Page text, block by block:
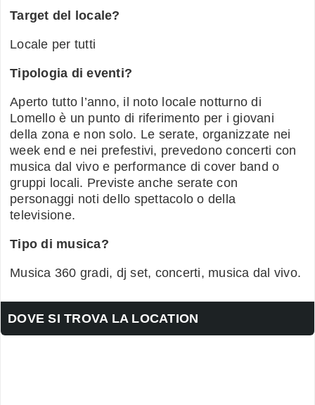
Target del locale?
Locale per tutti
Tipologia di eventi?
Aperto tutto l’anno, il noto locale notturno di
Lomello è un punto di riferimento per i giovani
della zona e non solo. Le serate, organizzate nei
week end e nei prefestivi, prevedono concerti con
musica dal vivo e performance di cover band o
gruppi locali. Previste anche serate con
personaggi noti dello spettacolo o della
televisione.
Tipo di musica?
Musica 360 gradi, dj set, concerti, musica dal vivo.
DOVE SI TROVA LA LOCATION